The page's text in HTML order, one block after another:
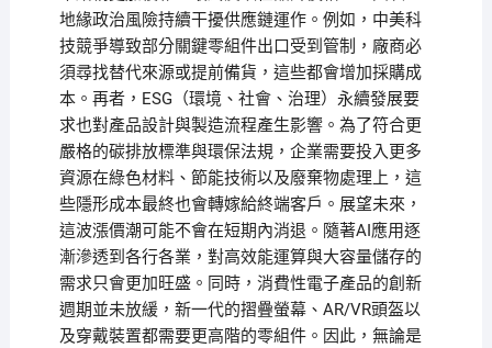
地緣政治風險持續干擾供應鏈運作。例如，中美科
技競爭導致部分關鍵零組件出口受到管制，廠商必
須尋找替代來源或提前備貨，這些都會增加採購成
本。再者，ESG（環境、社會、治理）永續發展要
求也對產品設計與製造流程產生影響。為了符合更
嚴格的碳排放標準與環保法規，企業需要投入更多
資源在綠色材料、節能技術以及廢棄物處理上，這
些隱形成本最終也會轉嫁給終端客戶。展望未來，
這波漲價潮可能不會在短期內消退。隨著AI應用逐
漸滲透到各行各業，對高效能運算與大容量儲存的
需求只會更加旺盛。同時，消費性電子產品的創新
週期並未放緩，新一代的摺疊螢幕、AR/VR頭盔以
及穿戴裝置都需要更高階的零組件。因此，無論是